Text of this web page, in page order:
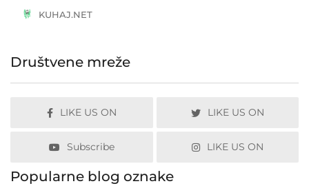
KUHAJ.NET
Društvene mreže
LIKE US ON LIKE US ON
Subscribe LIKE US ON
Popularne blog oznake